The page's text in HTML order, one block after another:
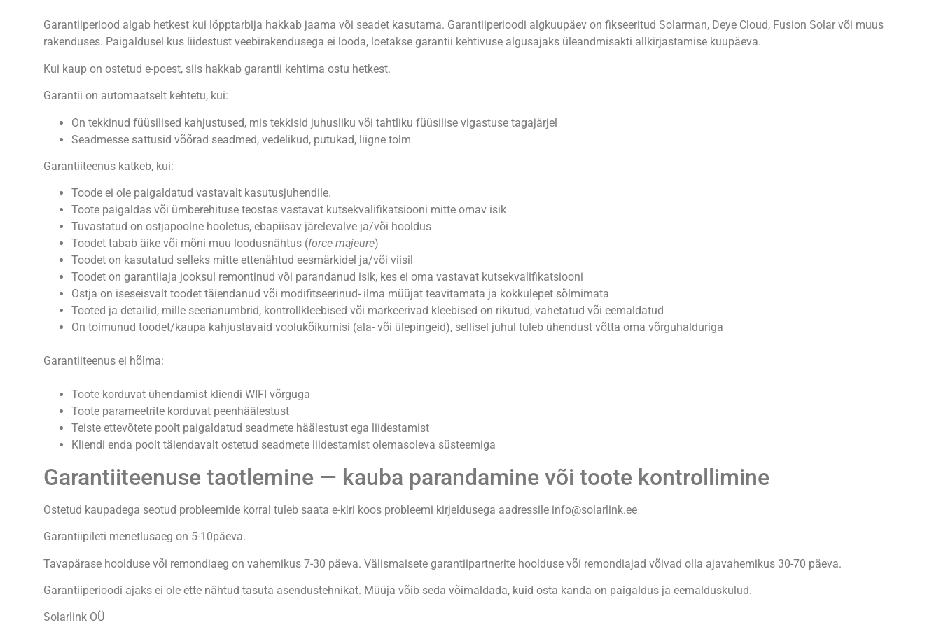
Garantiiperiood algab hetkest kui lõpptarbija hakkab jaama või seadet kasutama. Garantiiperioodi algkuupäev on fikseeritud Solarman, Deye Cloud, Fusion Solar või muus
rakenduses. Paigaldusel kus liidestust veebirakendusega ei looda, loetakse garantii kehtivuse algusajaks üleandmisakti allkirjastamise kuupäeva.
Kui kaup on ostetud e-poest, siis hakkab garantii kehtima ostu hetkest.
Garantii on automaatselt kehtetu, kui:
On tekkinud füüsilised kahjustused, mis tekkisid juhusliku või tahtliku füüsilise vigastuse tagajärjel
Seadmesse sattusid võõrad seadmed, vedelikud, putukad, liigne tolm
Garantiiteenus katkeb, kui:
Toode ei ole paigaldatud vastavalt kasutusjuhendile.
Toote paigaldas või ümberehituse teostas vastavat kutsekvalifikatsiooni mitte omav isik
Tuvastatud on ostjapoolne hooletus, ebapiisav järelevalve ja/või hooldus
Toodet tabab äike või mõni muu loodusnähtus (force majeure)
Toodet on kasutatud selleks mitte ettenähtud eesmärkidel ja/või viisil
Toodet on garantiiaja jooksul remontinud või parandanud isik, kes ei oma vastavat kutsekvalifikatsiooni
Ostja on iseseisvalt toodet täiendanud või modifitseerinud- ilma müüjat teavitamata ja kokkulepet sõlmimata
Tooted ja detailid, mille seerianumbrid, kontrollkleebised või markeerivad kleebised on rikutud, vahetatud või eemaldatud
On toimunud toodet/kaupa kahjustavaid voolukõikumisi (ala- või ülepingeid), sellisel juhul tuleb ühendust võtta oma võrguhalduriga
Garantiiteenus ei hõlma:
Toote korduvat ühendamist kliendi WIFI võrguga
Toote parameetrite korduvat peenhäälestust
Teiste ettevõtete poolt paigaldatud seadmete häälestust ega liidestamist
Kliendi enda poolt täiendavalt ostetud seadmete liidestamist olemasoleva süsteemiga
Garantiiteenuse taotlemine — kauba parandamine või toote kontrollimine
Ostetud kaupadega seotud probleemide korral tuleb saata e-kiri koos probleemi kirjeldusega aadressile info@solarlink.ee
Garantiipileti menetlusaeg on 5-10päeva.
Tavapärase hoolduse või remondiaeg on vahemikus 7-30 päeva. Välismaisete garantiipartnerite hoolduse või remondiajad võivad olla ajavahemikus 30-70 päeva.
Garantiiperioodi ajaks ei ole ette nähtud tasuta asendustehnikat. Müüja võib seda võimaldada, kuid osta kanda on paigaldus ja eemalduskulud.
Solarlink OÜ